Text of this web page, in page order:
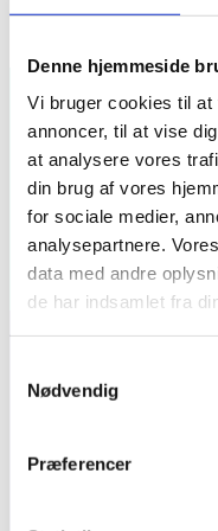
Denne hjemmeside
Vi bruger cookies til
annoncer, til at vise
at analysere vores
din brug af vores
for sociale medier,
analysepartnere.
data med andre
de har indsamlet fra
Nødvendig
Præferencer
Let
Contact us today
Contact us